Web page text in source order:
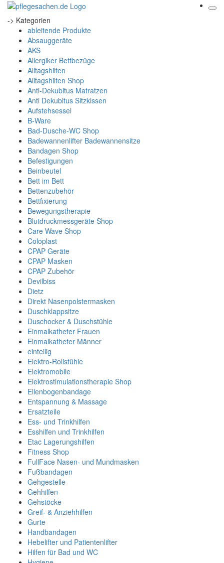
-> Kategorien
ableitende Produkte
Absauggeräte
AKS
Allergiker Bettbezüge
Alltagshilfen
Alltagshilfen Shop
Anti-Dekubitus Matratzen
Anti Dekubitus Sitzkissen
Aufstehsessel
B-Ware
Bad-Dusche-WC Shop
Badewannenlifter Badewannensitze
Bandagen Shop
Befestigungen
Beinbeutel
Bett im Bett
Bettenzubehör
Bettfixierung
Bewegungstherapie
Blutdruckmessgeräte Shop
Care Wave Shop
Coloplast
CPAP Geräte
CPAP Masken
CPAP Zubehör
Devilbiss
Dietz
Direkt Nasenpolstermasken
Duschklappsitze
Duschocker & Duschstühle
Einmalkatheter Frauen
Einmalkatheter Männer
einteilig
Elektro-Rollstühle
Elektromobile
Elektrostimulationstherapie Shop
Ellenbogenbandage
Entspannung & Massage
Ersatzteile
Ess- und Trinkhilfen
Esshilfen und Trinkhilfen
Etac Lagerungshilfen
Fitness Shop
FullFace Nasen- und Mundmasken
Fußbandagen
Gehgestelle
Gehhilfen
Gehstöcke
Greif- & Anziehhilfen
Gurte
Handbandagen
Hebelifter und Patientenlifter
Hilfen für Bad und WC